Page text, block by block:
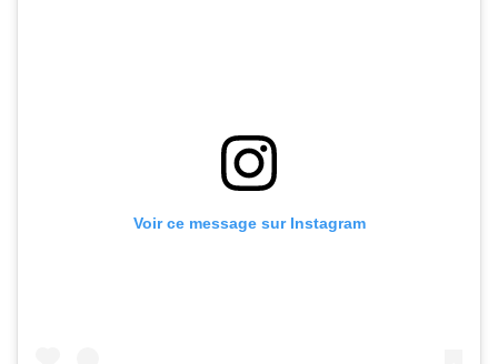
Voir ce message sur Instagram